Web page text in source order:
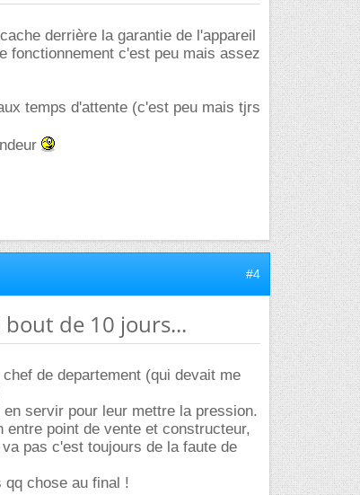
derrière la garantie de l'appareil
fonctionnement c'est peu mais assez
temps d'attente (c'est peu mais tjrs
#4
bout de 10 jours...
de departement (qui devait me
servir pour leur mettre la pression.
point de vente et constructeur,
pas c'est toujours de la faute de
chose au final !